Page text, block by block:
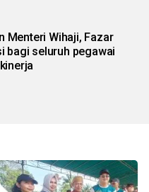
Menteri Wihaji, Fazar
bagi seluruh pegawai